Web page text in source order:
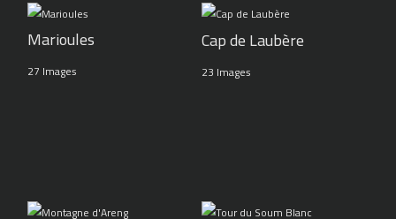
Marioules
27 Images
Cap de Laubère
23 Images